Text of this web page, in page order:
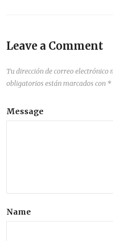
Leave a Comment
Tu dirección de correo electrónico
obligatorios están marcados con *
Message
Name